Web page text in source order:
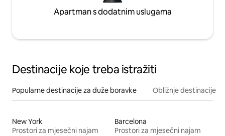
Apartman s dodatnim uslugama
Destinacije koje treba istražiti
Popularne destinacije za duže boravke Obližnje destinacije
New York
Prostori za mjesečni najam
Barcelona
Prostori za mjesečni najam